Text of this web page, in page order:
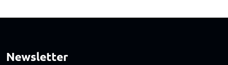
Newsletter